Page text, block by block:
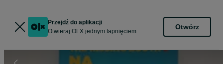
Przejdź do aplikacji
Otwieraj OLX jednym tapnięciem
Otwórz